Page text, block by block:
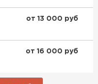
от 13 000 руб
от 16 000 руб